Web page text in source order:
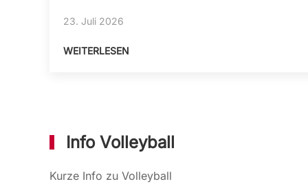
23. Juli 2026
WEITERLESEN
Info Volleyball
Kurze Info zu Volleyball